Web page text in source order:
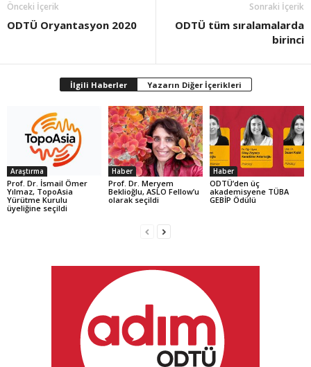
Önceki İçerik
ODTÜ Oryantasyon 2020
Sonraki İçerik
ODTÜ tüm sıralamalarda
birinci
İlgili Haberler Yazarın Diğer İçerikleri
Araştırma
Prof. Dr. İsmail Ömer
Yılmaz, TopoAsia
Yürütme Kurulu
üyeliğine seçildi
Haber
Prof. Dr. Meryem
Beklioğlu, ASLO Fellow’u
olarak seçildi
Haber
ODTÜ’den üç
akademisyene TÜBA
GEBİP Ödülü